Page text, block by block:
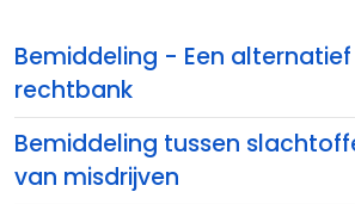
Bemiddeling - Een
rechtbank
Bemiddeling tussen
van misdrijven